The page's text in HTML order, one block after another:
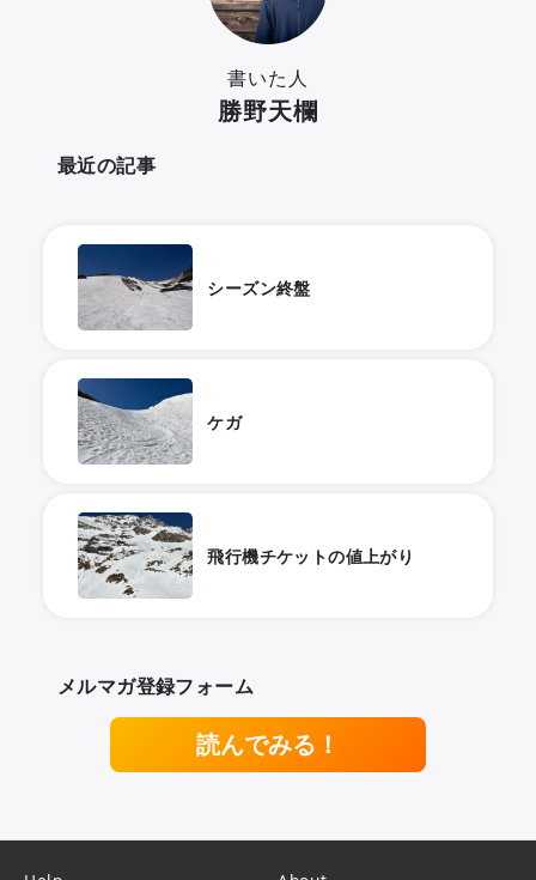
書いた人
勝野天欄
最近の記事
シーズン終盤
ケガ
飛行機チケットの値上がり
メルマガ登録フォーム
読んでみる！